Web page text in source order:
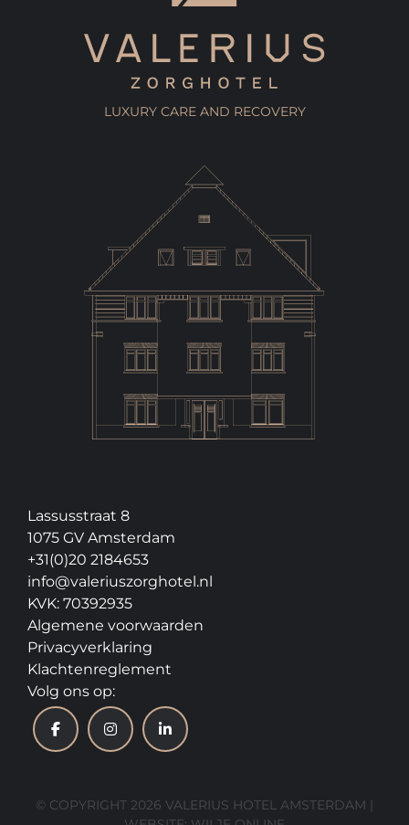
LUXURY CARE AND RECOVERY
Lassusstraat 8
1075 GV Amsterdam
+31(0)20 2184653
info@valeriuszorghotel.nl
KVK: 70392935
Algemene voorwaarden
Privacyverklaring
Klachtenreglement
Volg ons op:
© COPYRIGHT 2026 VALERIUS HOTEL AMSTERDAM |